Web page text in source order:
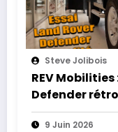
Steve Jolibois
REV Mobilities
Defender
9 Juin 2026